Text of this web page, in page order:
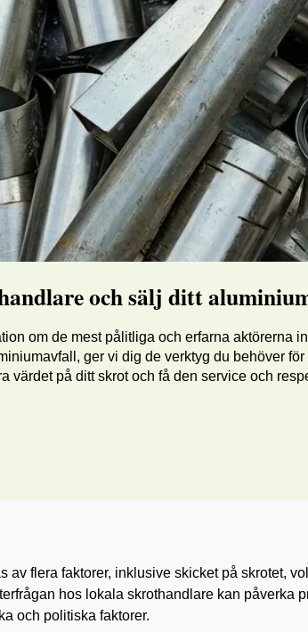
och sälj ditt
om de mest pålitliga och erfarna aktörerna
ger vi dig de verktyg du behöver
värdet på ditt skrot och få den service och
av flera faktorer, inklusive skicket på skrotet,
hos lokala skrothandlare kan
och politiska faktorer.